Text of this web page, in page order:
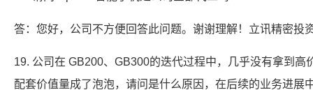
答：您好，公司不方便回答此问题。谢谢理解！立讯精密投
19. 公司在 GB200、GB300的迭代过程中，几乎没有拿到高
配套价值量成了泡泡，请问是什么原因，在后续的业务进展